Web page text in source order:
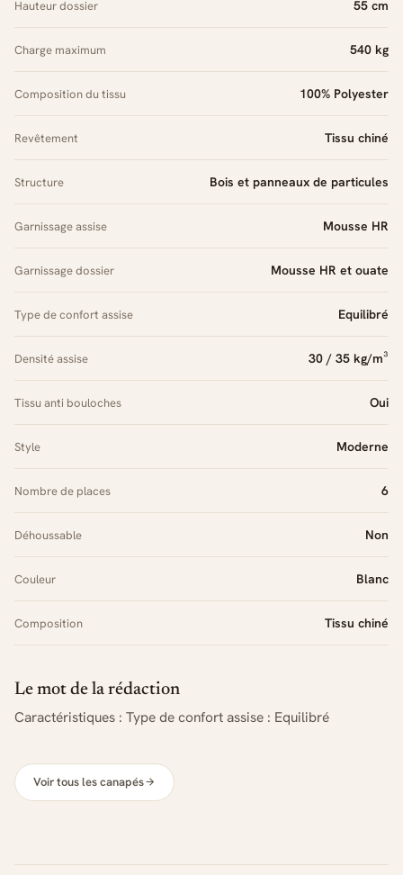
Hauteur dossier 55 cm
Charge maximum 540 kg
Composition du tissu 100% Polyester
Revêtement Tissu chiné
Structure Bois et panneaux de particules
Garnissage assise Mousse HR
Garnissage dossier Mousse HR et ouate
Type de confort assise Equilibré
Densité assise 30 / 35 kg/m³
Tissu anti bouloches Oui
Style Moderne
Nombre de places 6
Déhoussable Non
Couleur Blanc
Composition Tissu chiné
Le mot de la rédaction
Caractéristiques : Type de confort assise : Equilibré
Voir tous les canapés